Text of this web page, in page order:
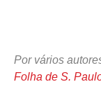
Por vários
Folha de S.